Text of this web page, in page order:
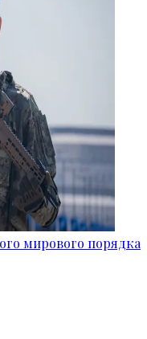
мирового порядка